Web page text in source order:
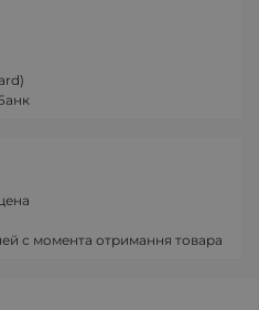
с момента отримання товара